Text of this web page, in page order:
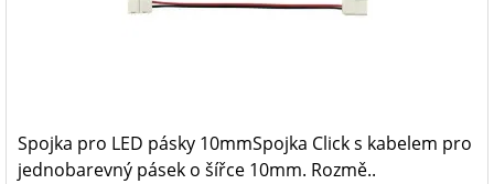
Spojka pro LED pásky 10mmSpojka Click s kabelem pro
jednobarevný pásek o šířce 10mm. Rozmě..